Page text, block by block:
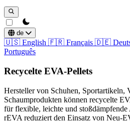
theme switcher
de
🇺🇸 English 🇫🇷 Français 🇩🇪
Português
Recycelte EVA-Pellets
Hersteller von Schuhen, Sportartikeln,
Schaumprodukten können recycelte
für flexible, leichte und
rEVA reduziert den Einsatz von Neu-